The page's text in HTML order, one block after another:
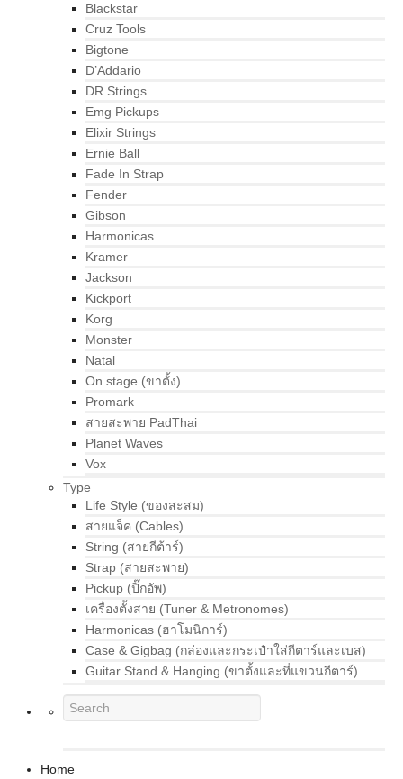
Blackstar
Cruz Tools
Bigtone
D’Addario
DR Strings
Emg Pickups
Elixir Strings
Ernie Ball
Fade In Strap
Fender
Gibson
Harmonicas
Kramer
Jackson
Kickport
Korg
Monster
Natal
On stage (ขาตั้ง)
Promark
สายสะพาย PadThai
Planet Waves
Vox
Type
Life Style (ของสะสม)
สายแจ็ค (Cables)
String (สายกีต้าร์)
Strap (สายสะพาย)
Pickup (ปิ๊กอัพ)
เครื่องตั้งสาย (Tuner & Metronomes)
Harmonicas (ฮาโมนิการ์)
Case & Gigbag (กล่องและกระเป๋าใส่กีตาร์และเบส)
Guitar Stand & Hanging (ขาตั้งและที่แขวนกีตาร์)
Home